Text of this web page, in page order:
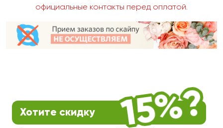
официальные контакты перед оплатой.
Хотите скидку